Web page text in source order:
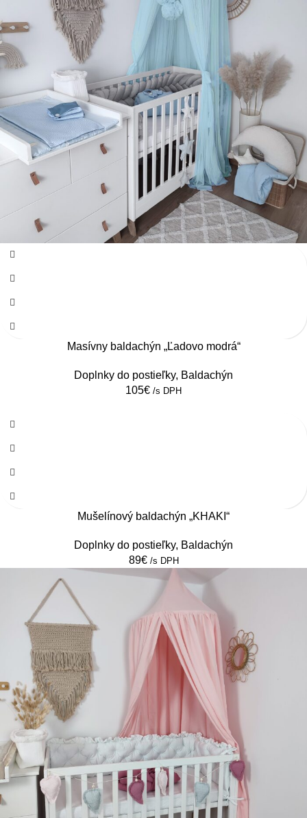
Masívny baldachýn „Ľadovo modrá“
Doplnky do postieľky, Baldachýn
105€ /s DPH
Mušelínový baldachýn „KHAKI“
Doplnky do postieľky, Baldachýn
89€ /s DPH